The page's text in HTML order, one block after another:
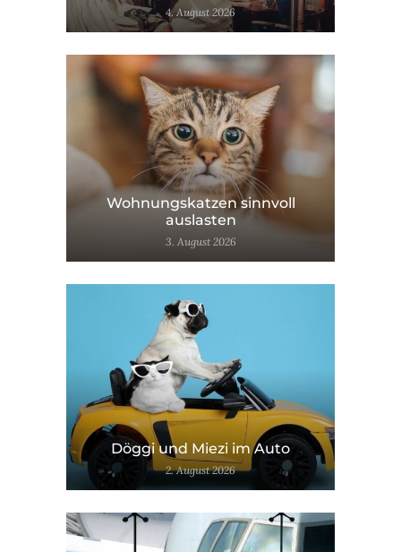
4. August 2026
Wohnungskatzen sinnvoll
auslasten
3. August 2026
Döggi und Miezi im Auto
2. August 2026